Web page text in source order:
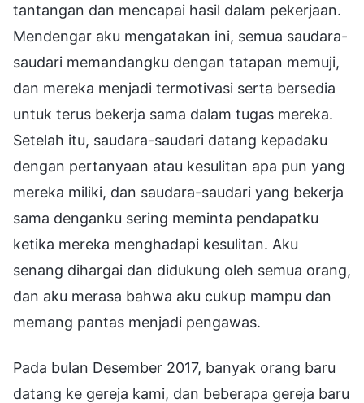
tantangan dan mencapai hasil dalam pekerjaan.
Mendengar aku mengatakan ini, semua saudara-
saudari memandangku dengan tatapan memuji,
dan mereka menjadi termotivasi serta bersedia
untuk terus bekerja sama dalam tugas mereka.
Setelah itu, saudara-saudari datang kepadaku
dengan pertanyaan atau kesulitan apa pun yang
mereka miliki, dan saudara-saudari yang bekerja
sama denganku sering meminta pendapatku
ketika mereka menghadapi kesulitan. Aku
senang dihargai dan didukung oleh semua orang,
dan aku merasa bahwa aku cukup mampu dan
memang pantas menjadi pengawas.
Pada bulan Desember 2017, banyak orang baru
datang ke gereja kami, dan beberapa gereja baru